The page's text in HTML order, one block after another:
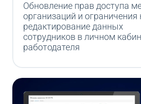
Обновление прав доступа
организаций и ограничения
редактирование данных
сотрудников в личном
работодателя